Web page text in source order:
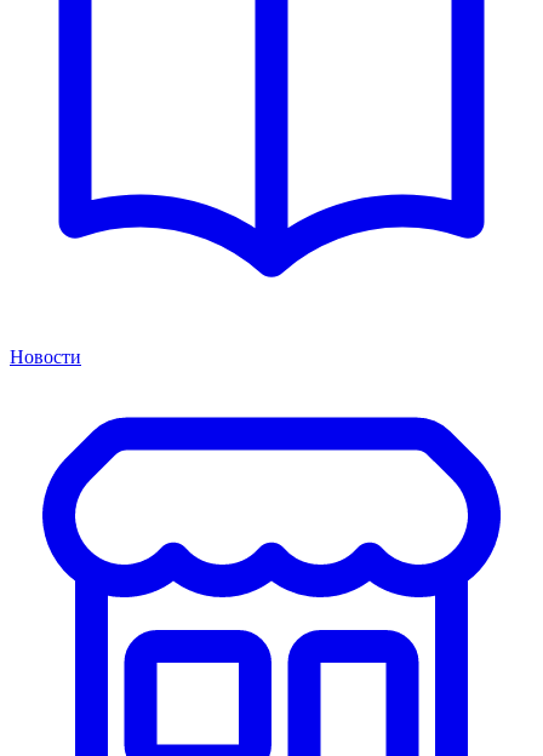
Новости